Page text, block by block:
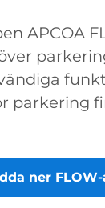
APCOA
parkering
ner